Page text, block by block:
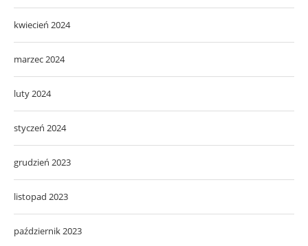
kwiecień 2024
marzec 2024
luty 2024
styczeń 2024
grudzień 2023
listopad 2023
październik 2023